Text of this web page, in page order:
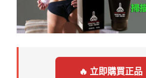
🔥 立即購買正品